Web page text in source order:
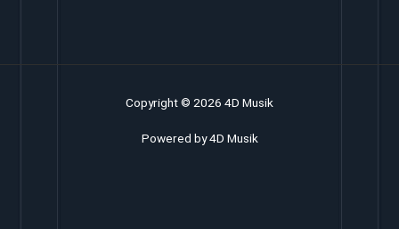
Copyright © 2026 4D Musik
Powered by 4D Musik